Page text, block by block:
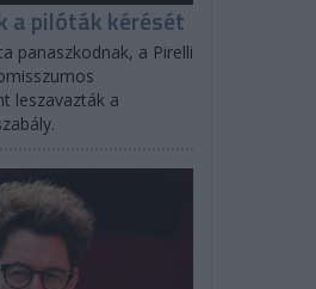
a pilóták kérését
panaszkodnak, a Pirelli
leszavazták a